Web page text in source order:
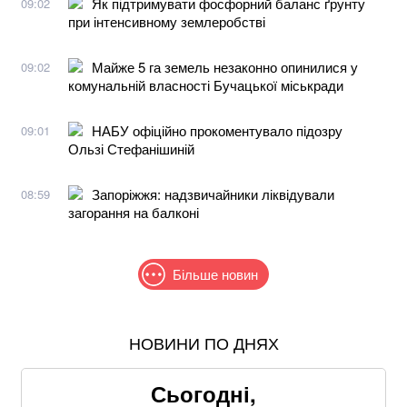
при інтенсивному землеробстві
09:02
Майже 5 га земель незаконно опинилися у
комунальній власності Бучацької міськради
09:01
НАБУ офіційно прокоментувало підозру
Ользі Стефанішиній
08:59
Запоріжжя: надзвичайники ліквідували
загорання на балконі
Більше новин
Після нічної атаки дронів у російському Ярославлі
НОВИНИ ПО ДНЯХ
Сьогодні,